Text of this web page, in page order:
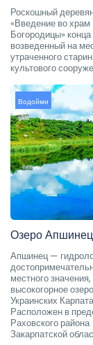
Роскошный
«Введение во
Богородицы»
возведенный на
утраченного
культового
Водойми
Озеро Апшинец
Апшинец —
местного значения,
высокогорное
Украинских
Расположен в
Раховского района
Закарпатской